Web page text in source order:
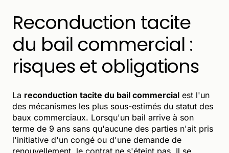
Reconduction tacite
du bail commercial :
risques et obligations
La reconduction tacite du bail commercial est l'un
des mécanismes les plus sous-estimés du statut des
baux commerciaux. Lorsqu'un bail arrive à son
terme de 9 ans sans qu'aucune des parties n'ait pris
l'initiative d'un congé ou d'une demande de
renouvellement, le contrat ne s'éteint pas. Il se